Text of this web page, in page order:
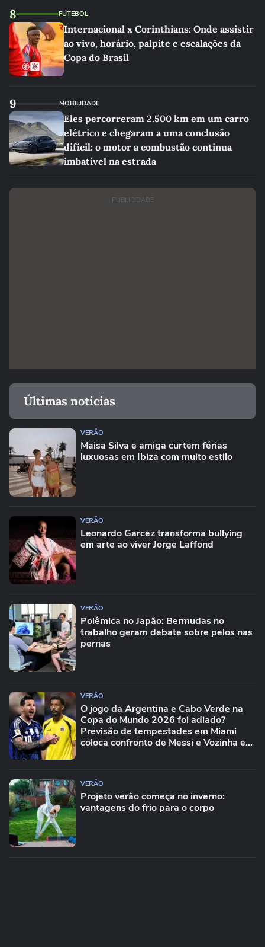
8 FUTEBOL
Internacional x Corinthians: Onde assistir
ao vivo, horário, palpite e escalações da
Copa do Brasil
9 MOBILIDADE
Eles percorreram 2.500 km em um carro
elétrico e chegaram a uma conclusão
difícil: o motor a combustão continua
imbatível na estrada
PUBLICIDADE
Últimas notícias
VERÃO
Maisa Silva e amiga curtem férias
luxuosas em Ibiza com muito estilo
VERÃO
Leonardo Garcez transforma bullying
em arte ao viver Jorge Laffond
VERÃO
Polêmica no Japão: Bermudas no
trabalho geram debate sobre pelos nas
pernas
VERÃO
O jogo da Argentina e Cabo Verde na
Copa do Mundo 2026 foi adiado?
Previsão de tempestades em Miami
coloca confronto de Messi e Vozinha em
VERÃO
Projeto verão começa no inverno:
vantagens do frio para o corpo